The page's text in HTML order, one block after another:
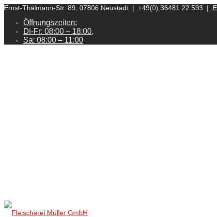
Ernst-Thälmann-Str. 89, 07806 Neustadt | +49(0) 36481 22 593 |
Öffnungszeiten:
Di-Fr: 08:00 – 18:00,
Sa: 08:00 – 11:00